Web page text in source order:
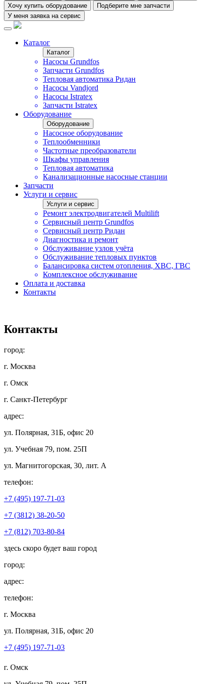
Хочу купить оборудование
Подберите мне запчасти
У меня заявка на сервис
Каталог
Каталог
Насосы Grundfos
Запчасти Grundfos
Тепловая автоматика Ридан
Насосы Vandjord
Насосы Istratex
Запчасти Istratex
Оборудование
Оборудование
Насосное оборудование
Теплообменники
Частотные преобразователи
Шкафы управления
Тепловая автоматика
Канализационные насосные станции
Запчасти
Услуги и сервис
Услуги и сервис
Ремонт электродвигателей Multilift
Сервисный центр Grundfos
Сервисный центр Ридан
Диагностика и ремонт
Обслуживание узлов учёта
Обслуживание тепловых пунктов
Балансировка систем отопления, ХВС, ГВС
Комплексное обслуживание
Оплата и доставка
Контакты
Контакты
город:
г. Москва
г. Омск
г. Санкт-Петербург
адрес:
ул. Полярная, 31Б, офис 20
ул. Учебная 79, пом. 25П
ул. Магнитогорская, 30, лит. А
телефон:
+7 (495) 197-71-03
+7 (3812) 38-20-50
+7 (812) 703-80-84
здесь скоро будет ваш город
город:
адрес:
телефон:
г. Москва
ул. Полярная, 31Б, офис 20
+7 (495) 197-71-03
г. Омск